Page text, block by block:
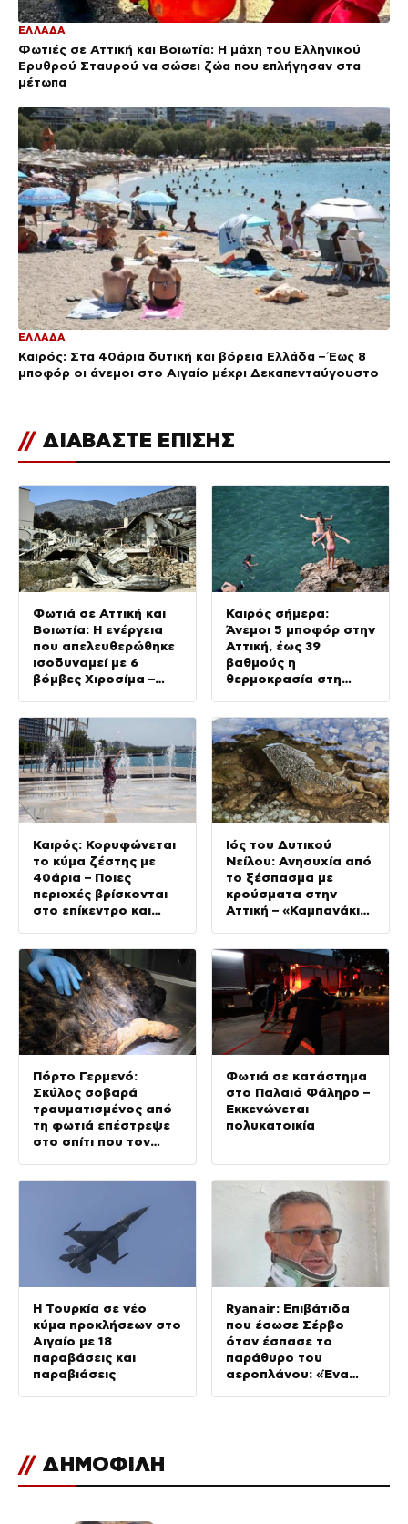
ΕΛΛΑΔΑ
Φωτιές σε Αττική και Βοιωτία: Η μάχη του Ελληνικού
Ερυθρού Σταυρού να σώσει ζώα που επλήγησαν στα
μέτωπα
ΕΛΛΑΔΑ
Καιρός: Στα 40άρια δυτική και βόρεια Ελλάδα – Έως 8
μποφόρ οι άνεμοι στο Αιγαίο μέχρι Δεκαπενταύγουστο
// ΔΙΑΒΑΣΤΕ ΕΠΙΣΗΣ
Φωτιά σε Αττική και
Βοιωτία: Η ενέργεια
που απελευθερώθηκε
ισοδυναμεί με 6
βόμβες Χιροσίμα –
έκτασης
Καιρός σήμερα:
Άνεμοι 5 μποφόρ στην
Αττική, έως 39
βαθμούς η
θερμοκρασία στη
Καιρός: Κορυφώνεται
το κύμα ζέστης με
40άρια – Ποιες
περιοχές βρίσκονται
στο επίκεντρο και
μελτέμια
Ιός του Δυτικού
Νείλου: Ανησυχία από
το ξέσπασμα με
κρούσματα στην
Αττική – «Καμπανάκι»
την προστασία της
δημόσιας υγείας
Πόρτο Γερμενό:
Σκύλος σοβαρά
τραυματισμένος από
τη φωτιά επέστρεψε
στο σπίτι που τον
Φωτιά σε κατάστημα
στο Παλαιό Φάληρο –
Εκκενώνεται
πολυκατοικία
Η Τουρκία σε νέο
κύμα προκλήσεων στο
Αιγαίο με 18
παραβάσεις και
παραβιάσεις
Ryanair: Επιβάτιδα
που έσωσε Σέρβο
όταν έσπασε το
παράθυρο του
αεροπλάνου: «Ένα
// ΔΗΜΟΦΙΛΗ